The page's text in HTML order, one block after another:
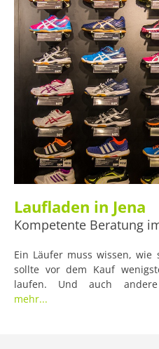
Laufladen in Jena
Kompetente Beratung
Ein Läufer muss wissen,
sollte vor dem Kauf
laufen. Und auch
Bekleidung möchten wir vor
mehr...